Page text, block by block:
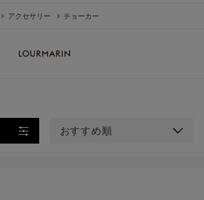
アクセサリー チョーカー
おすすめ順